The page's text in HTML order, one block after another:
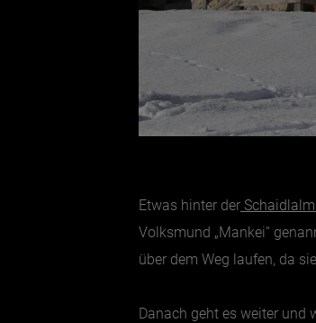
Etwas hinter der Schaidlalm
Volksmund „Mankei“
über dem Weg laufen, da
Danach geht es weiter und